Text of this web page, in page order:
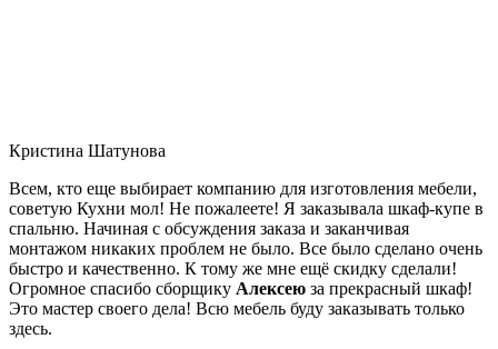
Кристина Шатунова
Всем, кто еще выбирает компанию для изготовления мебели,
советую Кухни мол! Не пожалеете! Я заказывала шкаф-купе в
спальню. Начиная с обсуждения заказа и заканчивая
монтажом никаких проблем не было. Все было сделано очень
быстро и качественно. К тому же мне ещё скидку сделали!
Огромное спасибо сборщику Алексею за прекрасный шкаф!
Это мастер своего дела! Всю мебель буду заказывать только
здесь.